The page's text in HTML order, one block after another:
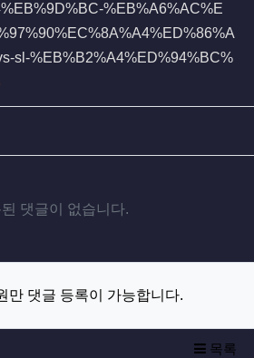
%EB%A6%AC%E
sl-%EB%B2%A4%ED%94%BC%
회 연결
댓글이 없습니다.
만 댓글 등록이 가능합니다.
목록